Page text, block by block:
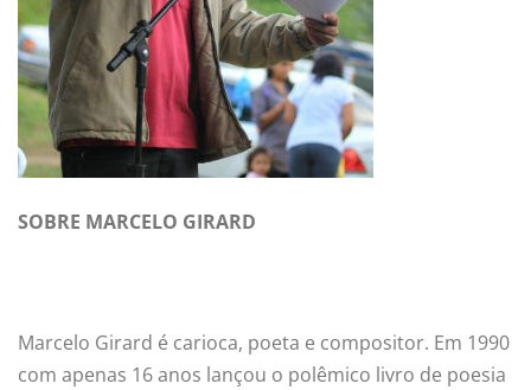
SOBRE MARCELO GIRARD
Marcelo Girard é carioca, poeta e compositor. Em 1990
com apenas 16 anos lançou o polêmico livro de poesia